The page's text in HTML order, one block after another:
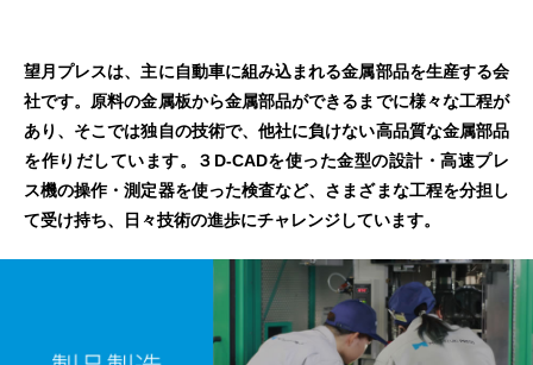
望月プレスは、主に自動車に組み込まれる金属部品を生産する会
社です。原料の金属板から金属部品ができるまでに様々な工程が
あり、そこでは独自の技術で、他社に負けない高品質な金属部品
を作りだしています。３D-CADを使った金型の設計・高速プレ
ス機の操作・測定器を使った検査など、さまざまな工程を分担し
て受け持ち、日々技術の進歩にチャレンジしています。